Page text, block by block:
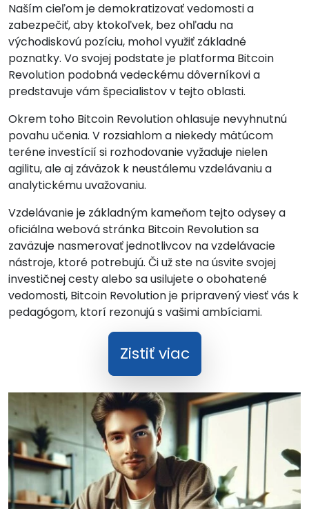
Naším cieľom je demokratizovať vedomosti a
zabezpečiť, aby ktokoľvek, bez ohľadu na
východiskovú pozíciu, mohol využiť základné
poznatky. Vo svojej podstate je platforma Bitcoin
Revolution podobná vedeckému dôverníkovi a
predstavuje vám špecialistov v tejto oblasti.
Okrem toho Bitcoin Revolution ohlasuje nevyhnutnú
povahu učenia. V rozsiahlom a niekedy mätúcom
teréne investícií si rozhodovanie vyžaduje nielen
agilitu, ale aj záväzok k neustálemu vzdelávaniu a
analytickému uvažovaniu.
Vzdelávanie je základným kameňom tejto odysey a
oficiálna webová stránka Bitcoin Revolution sa
zaväzuje nasmerovať jednotlivcov na vzdelávacie
nástroje, ktoré potrebujú. Či už ste na úsvite svojej
investičnej cesty alebo sa usilujete o obohatené
vedomosti, Bitcoin Revolution je pripravený viesť vás k
pedagógom, ktorí rezonujú s vašimi ambíciami.
Zistiť viac